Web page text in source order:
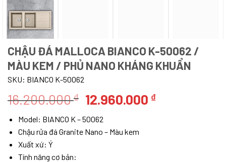
CHẬU ĐÁ MALLOCA BIANCO K-50062 /
MÀU KEM / PHỦ NANO KHÁNG KHUẨN
SKU: BIANCO K-50062
16.200.000₫ Giá
là:
16.200.000 ₫.
12.960.000 ₫Giá
Model: BIANCO K – 50062
Chậu rửa đá Granite Nano – Màu kem
Xuất xứ: Ý
Tính năng cơ bản: